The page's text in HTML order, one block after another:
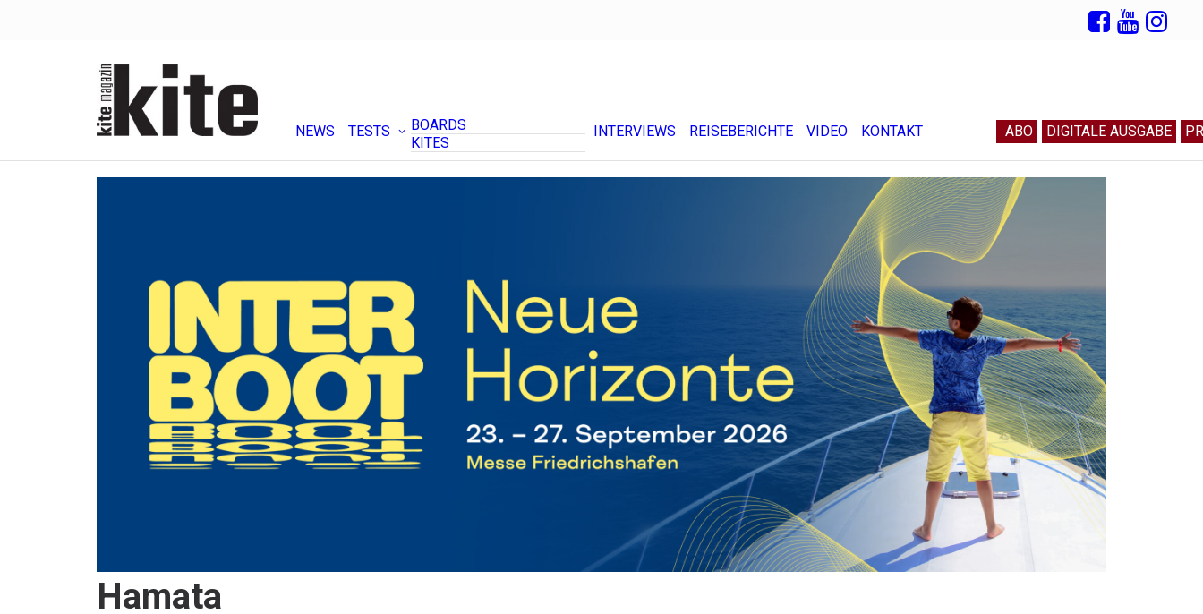
NEWS TESTS
BOARDS
KITES
INTERVIEWS REISEBERICHTE VIDEO KONTAKT ABO DIGITALE AUSGABE
Hamata